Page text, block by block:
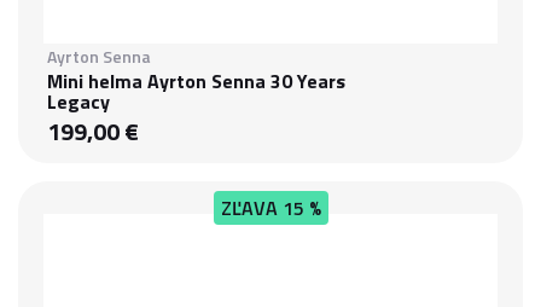
Ayrton Senna
Mini helma Ayrton Senna 30 Years
Legacy
199,00 €
ZĽAVA15 %